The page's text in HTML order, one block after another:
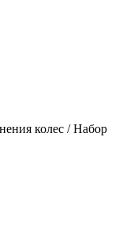
колес / Набор